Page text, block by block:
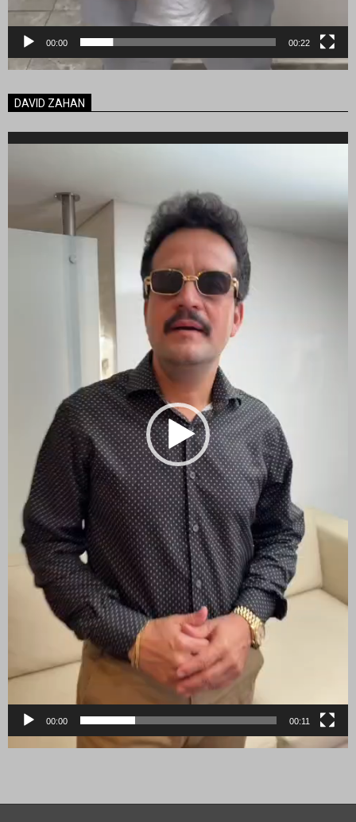
00:00 00:22
DAVID ZAHAN
Reproductor
00:00 00:11